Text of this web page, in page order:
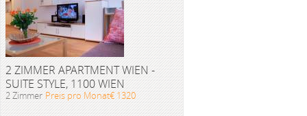
2 ZIMMER APARTMENT WIEN -
SUITE STYLE, 1100 WIEN
2 Zimmer Preis pro Monat€ 1320